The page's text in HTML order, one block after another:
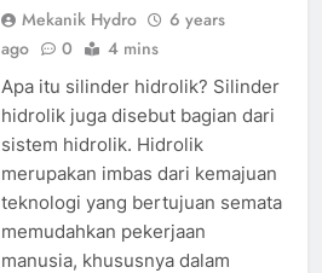
Mekanik Hydro
6 years
ago
0 4 mins
Apa itu silinder hidrolik? Silinder
hidrolik juga disebut bagian dari
sistem hidrolik. Hidrolik
merupakan imbas dari kemajuan
teknologi yang bertujuan semata
memudahkan pekerjaan
manusia, khususnya dalam